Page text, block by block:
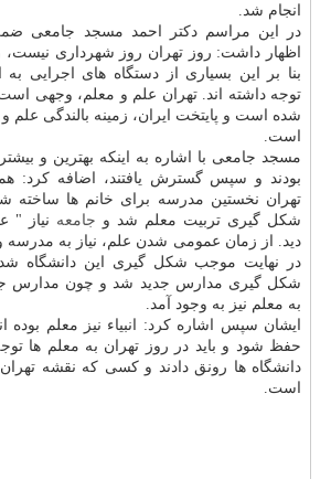
انجام شد.
در این مراسم دكتر احمد مسجد جامعی
اظهار داشت: روز تهران روز شهرداری
بنا بر این بسیاری از دستگاه های اجرایی به
توجه داشته اند. تهران علم و معلم، وجهی
شده است و پایتخت ایران، زمینه بالندگی علم
است.
مسجد جامعی با اشاره به اینكه بهترین و
بودند و سپس گسترش یافتند، اضافه كرد:
تهران نخستین مدرسه برای خانم ها
شكل گیری تربیت معلم شد و جامعه نیاز "
دید. از زمان عمومی شدن علم، نیاز به مدرسه
در نهایت موجب شكل گیری این دانشگاه شد.
شكل گیری مدارس جدید شد و چون مدارس
به معلم نیز به وجود آمد.
ایشان سپس اشاره كرد: انبیاء نیز معلم بوده
حفظ شود و باید در روز تهران به معلم ها
دانشگاه ها رونق دادند و كسی كه نقشه
است.